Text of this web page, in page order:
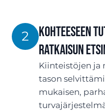
2
Kohteeseen
ratkaisun
Kiinteistöjen ja
tason
mukaisen,